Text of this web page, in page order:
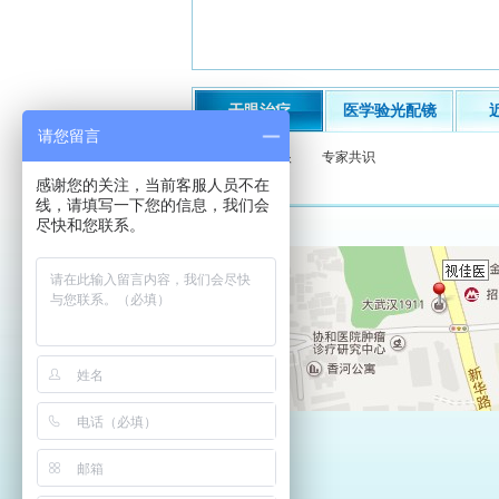
干眼治疗 医学验光配镜
什么是干眼 专家共识
请您留言
感谢您的关注，当前客服人员不在
线，请填写一下您的信息，我们会
尽快和您联系。